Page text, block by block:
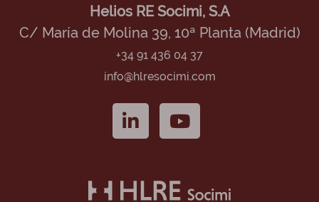
Helios RE Socimi, S.A
C/ María de Molina 39, 10ª Planta (Madrid)
+34 91 436 04 37
info@hlresocimi.com